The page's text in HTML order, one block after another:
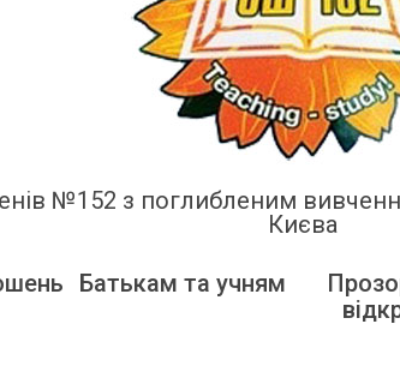
№152 з поглибленим
Києва
Батькам та учням